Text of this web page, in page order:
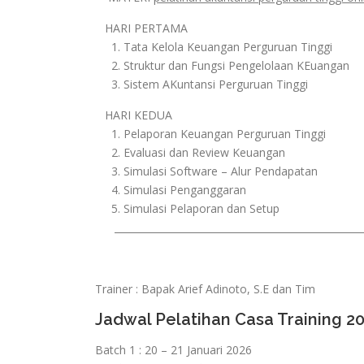
HARI PERTAMA
1. Tata Kelola Keuangan Perguruan Tinggi
2. Struktur dan Fungsi Pengelolaan KEuangan
3. Sistem AKuntansi Perguruan Tinggi
HARI KEDUA
1. Pelaporan Keuangan Perguruan Tinggi
2. Evaluasi dan Review Keuangan
3. Simulasi Software – Alur Pendapatan
4. Simulasi Penganggaran
5. Simulasi Pelaporan dan Setup
Trainer : Bapak Arief Adinoto, S.E dan Tim
Jadwal Pelatihan Casa Training
Batch 1 : 20 – 21 Januari 2026